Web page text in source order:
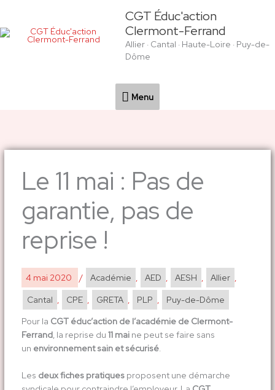
contenu
CGT Éduc'action
Clermont-Ferrand
Allier · Cantal · Haute-Loire · Puy-de-
Dôme
Menu
Menu
Le 11 mai : Pas de
garantie, pas de
reprise !
4 mai 2020 / Académie , AED , AESH , Allier ,
Cantal , CPE , GRETA , PLP ,
Puy-de-Dôme
Pour la CGT éduc’action de l’académie de Clermont-
Ferrand, la reprise du 11 maine peut se faire sans
un environnement sain et sécurisé.
Les deux fiches pratiquesproposent une démarche